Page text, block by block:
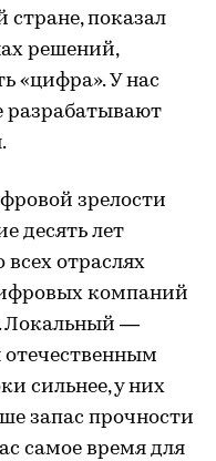
стране, показал
решений,
«цифра». У нас
разрабатывают
зрелости
десять лет
всех отраслях
компаний
Локальный —
отечественным
сильнее, у них
запас прочности
самое время для